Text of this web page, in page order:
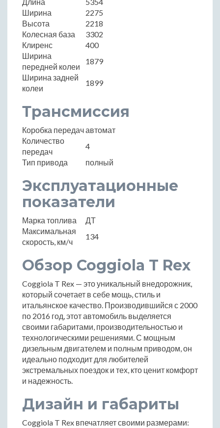
Ширина
2275
Высота
2218
Колесная база
3302
Клиренс
400
Ширина
передней колеи
1879
Ширина задней
колеи
1899
Трансмиссия
Коробка передачавтомат
Количество
передач
4
Тип привода
полный
Эксплуатационные
показатели
Марка топлива
ДТ
Максимальная
скорость, км/ч
134
Обзор Coggiola T Rex
Coggiola T Rex — это уникальный внедорожник,
который сочетает в себе мощь, стиль и
итальянское качество. Производившийся с 2000
по 2016 год, этот автомобиль выделяется
своими габаритами, производительностью и
технологическими решениями. С мощным
дизельным двигателем и полным приводом, он
идеально подходит для любителей
экстремальных поездок и тех, кто ценит комфорт
и надежность.
Дизайн и габариты
Coggiola T Rex впечатляет своими размерами: